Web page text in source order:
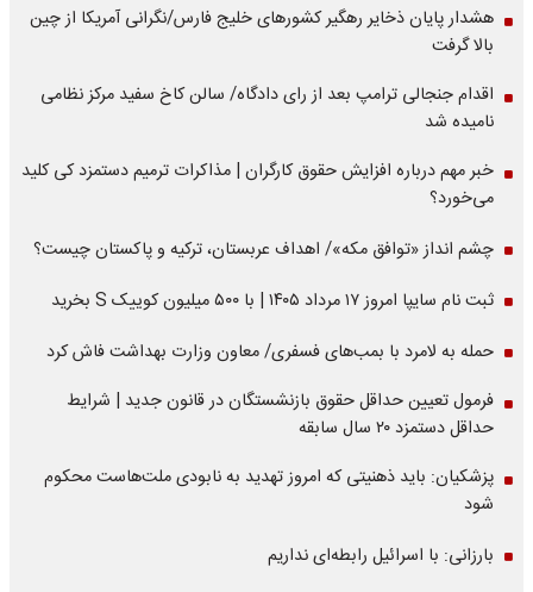
هشدار پایان ذخایر رهگیر کشورهای خلیج فارس/نگرانی آمریکا از چین
بالا گرفت
اقدام جنجالی ترامپ بعد از رای دادگاه/ سالن کاخ سفید مرکز نظامی
نامیده شد
خبر مهم درباره افزایش حقوق کارگران | مذاکرات ترمیم دستمزد کی کلید
می‌خورد؟
چشم انداز «توافق مکه»/ اهداف عربستان، ترکیه و پاکستان چیست؟
ثبت نام سایپا امروز ۱۷ مرداد ۱۴۰۵ | با ۵۰۰ میلیون کوییک S بخرید
حمله به لامرد با بمب‌های فسفری/ معاون وزارت بهداشت فاش کرد
فرمول تعیین حداقل حقوق بازنشستگان در قانون جدید | شرایط
حداقل دستمزد ۲۰ سال سابقه
پزشکیان: باید ذهنیتی که امروز تهدید به نابودی ملت‌هاست محکوم
شود
بارزانی: با اسرائیل رابطه‌ای نداریم